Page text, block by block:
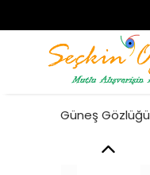
Güneş Gözlüğü